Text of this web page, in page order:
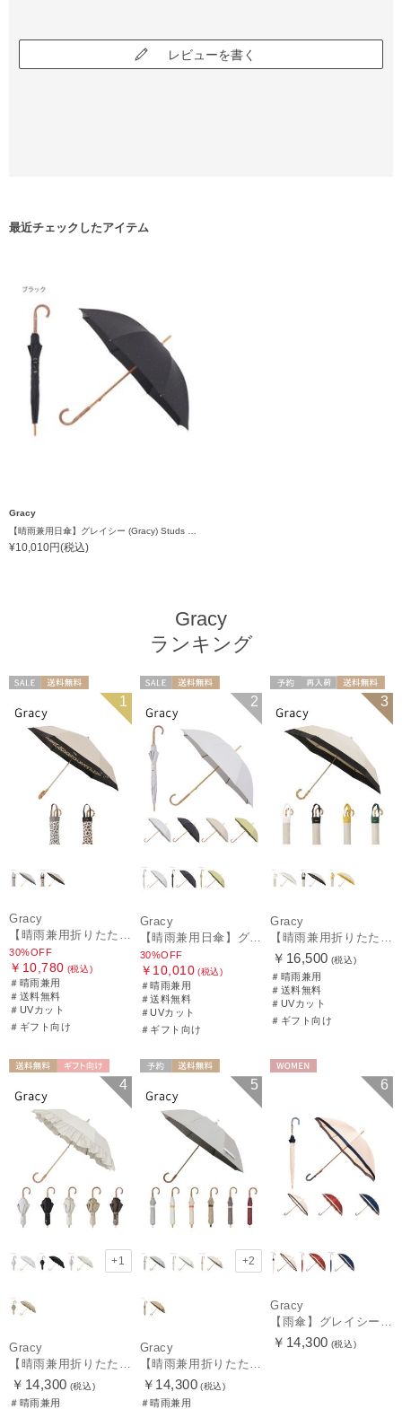
レビューを書く
最近チェックしたアイテム
Gracy
¥10,010円(税込)
Gracy
ランキング
ギフト向け
1
Gracy
【晴雨兼用折りたたみ日傘】グレイシー (Gracy) Leopard Back Print 一級遮光99.99% 遮熱 UV99％ 簡単開閉
30%OFF
￥10,780 (税込)
＃晴雨兼用
＃送料無料
＃UVカット
＃ギフト向け
ギフト向け
2
Gracy
【晴雨兼用日傘】グレイシー (Gracy) Studs 一級遮光99.99% 遮熱 UV99％
30%OFF
￥10,010 (税込)
＃晴雨兼用
＃送料無料
＃UVカット
＃ギフト向け
送料無料
ギフト向け
3
Gracy
【晴雨兼用折りたたみ日傘】グレイシー (Gracy) Natural bicolor 遮光99% 遮熱 UV99％ 簡単開閉
￥16,500 (税込)
＃晴雨兼用
＃送料無料
＃UVカット
＃ギフト向け
ギフト向け
WOMEN
4
+1
Gracy
￥14,300 (税込)
＃晴雨兼用
WOMEN
5
+2
Gracy
￥14,300 (税込)
＃晴雨兼用
6
Gracy
￥14,300 (税込)